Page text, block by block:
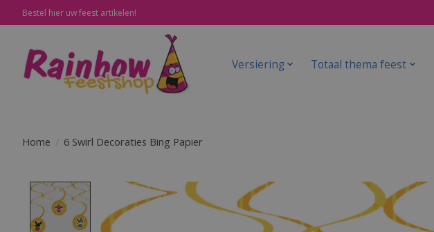
Bestel hier uw feest artikelen!
Versiering Totaal thema feest
Home / 6 Swirl Decoraties Bing Papier
Product image slideshow Items